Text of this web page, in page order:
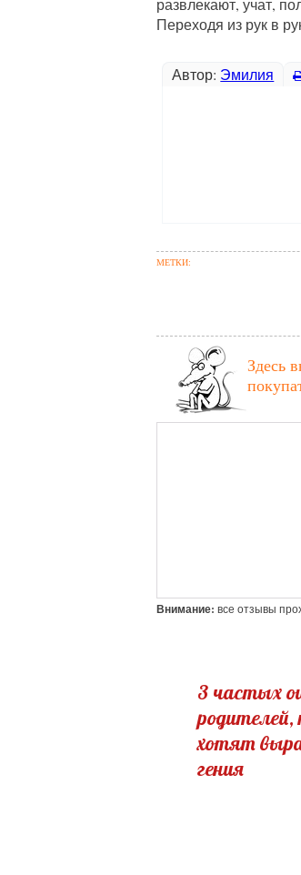
развлекают, учат,
Переходя из рук в
Автор: Эмилия
МЕТКИ:
Здесь
Внимание: все отзывы
3 частых
хотят
гения